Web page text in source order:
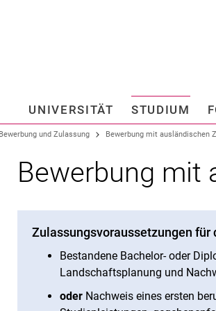
UNIVERSITÄT STUDIUM
Bewerbung und Zulassung Bewerbung mit ausländischen
Bewerbung mit
Zulassungsvoraussetzungen
Bestandene Bachelor- oder
Landschaftsplanung und
oder Nachweis eines ersten